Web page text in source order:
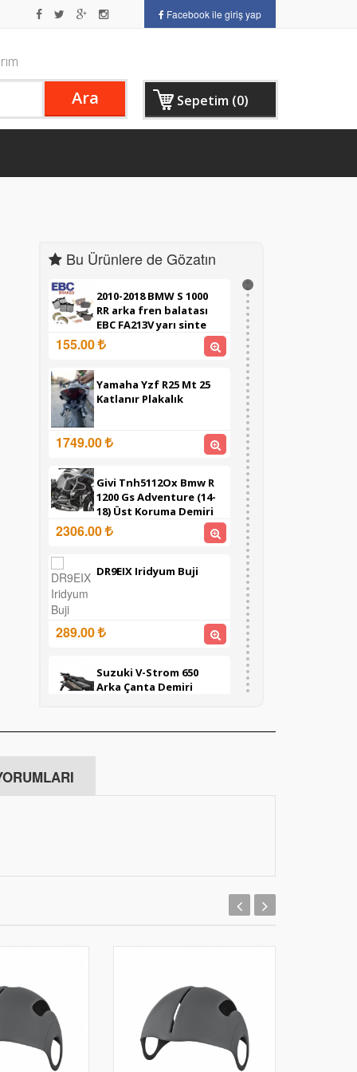
Facebook ile giriş yap
Ara Sepetim (0)
Bu Ürünlere de Gözatın
2010-2018 BMW S 1000
RR arka fren balatası
EBC FA213V yarı sinte
155.00
Yamaha Yzf R25 Mt 25
Katlanır Plakalık
1749.00
Givi Tnh5112Ox Bmw R
1200 Gs Adventure (14-
18) Üst Koruma Demiri
2306.00
DR9EIX Iridyum Buji
289.00
Suzuki V-Strom 650
Arka Çanta Demiri
565.00
1579.00
YAMAHA MT 07 KUYRUK
GRENAJI SAĞ TARAF